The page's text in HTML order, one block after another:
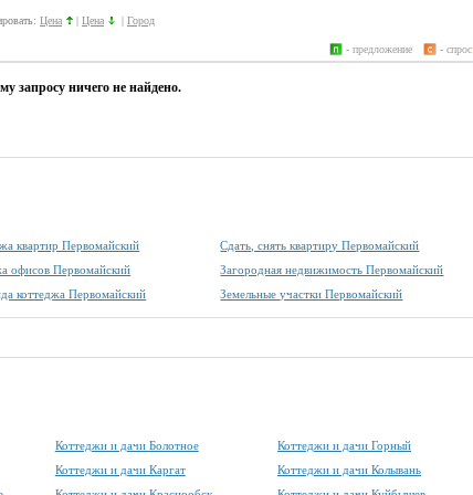
Цена | Цена | Город
- спрос
- предложение
запросу ничего не найдено.
квартир Первомайский
Сдать, снять квартиру Первомайский
офисов Первомайский
Загородная недвижимость Первомайский
коттеджа Первомайский Земельные участки Первомайский
Коттеджи и дачи Болотное
Коттеджи и дачи Горный
Коттеджи и дачи Каргат
Коттеджи и дачи Колывань